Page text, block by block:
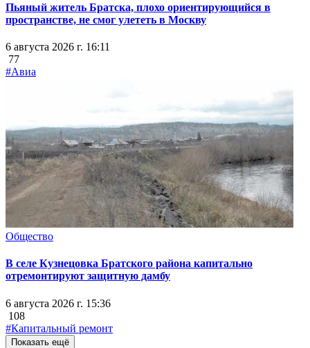
Пьяный житель Братска, плохо ориентирующийся в
пространстве, не смог улететь в Москву
6 августа 2026 г. 16:11
77
#Авиа
Общество
В селе Кузнецовка Братского района капитально
отремонтируют защитную дамбу
6 августа 2026 г. 15:36
108
#Капитальный ремонт
Показать ещё